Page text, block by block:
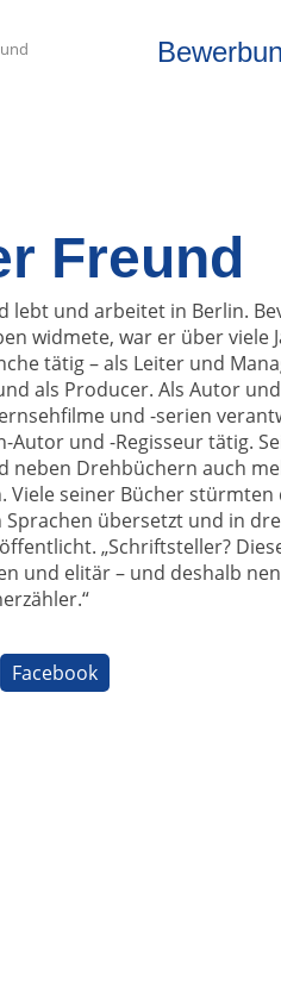
Freund
lebt und arbeitet in Berlin.
widmete, war er über viele
tätig – als Leiter und
als Producer. Als Autor
und -serien
Autor und -Regisseur tätig.
neben Drehbüchern auch
Viele seiner Bücher
Sprachen übersetzt und in
„Schriftsteller?
und elitär – und deshalb
Facebook